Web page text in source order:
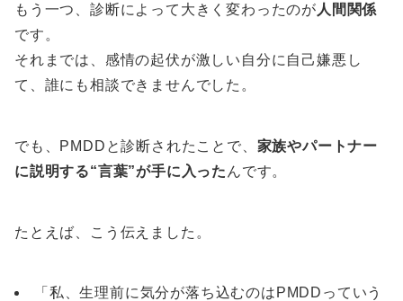
もう一つ、診断によって大きく変わったのが 人間関係
です。
それまでは、感情の起伏が激しい自分に自己嫌悪し
て、誰にも相談できませんでした。
でも、PMDDと診断されたことで、 家族やパートナー
に説明する“言葉”が手に入った んです。
たとえば、こう伝えました。
「私、生理前に気分が落ち込むのはPMDDっていう